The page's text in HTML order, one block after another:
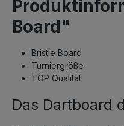
Board"
Bristle Board
Turniergröße
TOP Qualität
Das Dartboard